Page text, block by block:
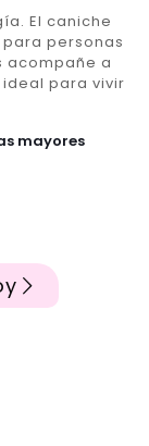
El caniche
personas
acompañe a
ideal para vivir
mayores